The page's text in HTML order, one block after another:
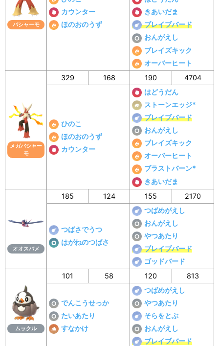
バシャーモ
カウンター
ほのおのうず
きあいだま
ブレイブバード
おんがえし
ブレイズキック
オーバーヒート
メガバシャー
モ
329 168 190 4704
ひのこ
ほのおのうず
カウンター
はどうだん
ストーンエッジ*
ブレイブバード
おんがえし
ブレイズキック
オーバーヒート
ブラストバーン*
きあいだま
オオスバメ
185 124 155 2170
つばさでうつ
はがねのつばさ
つばめがえし
おんがえし
やつあたり
ブレイブバード
ゴッドバード
ムックル
101 58 120 813
でんこうせっか
たいあたり
すなかけ
つばめがえし
やつあたり
そらをとぶ
おんがえし
ブレイブバード